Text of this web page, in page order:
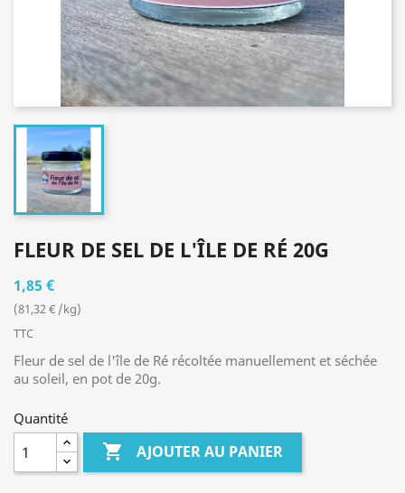
FLEUR DE SEL DE L'ÎLE DE RÉ 20G
1,85 €
(81,32 € /kg)
TTC
Fleur de sel de l'île de Ré récoltée manuellement et séchée
au soleil, en pot de 20g.
Quantité
 AJOUTER AU PANIER